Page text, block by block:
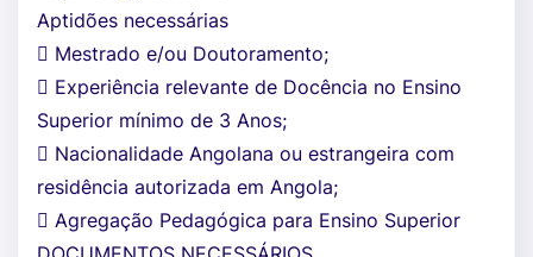
Aptidões necessárias
 Mestrado e/ou Doutoramento;
 Experiência relevante de Docência no Ensino
Superior mínimo de 3 Anos;
 Nacionalidade Angolana ou estrangeira com
residência autorizada em Angola;
 Agregação Pedagógica para Ensino Superior